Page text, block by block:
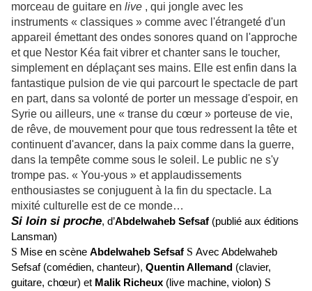
morceau de guitare en live , qui jongle avec les
instruments « classiques » comme avec l'étrangeté d'un
appareil émettant des ondes sonores quand on l'approche
et que Nestor Kéa fait vibrer et chanter sans le toucher,
simplement en déplaçant ses mains. Elle est enfin dans la
fantastique pulsion de vie qui parcourt le spectacle de part
en part, dans sa volonté de porter un message d'espoir, en
Syrie ou ailleurs, une « transe du cœur » porteuse de vie,
de rêve, de mouvement pour que tous redressent la tête et
continuent d'avancer, dans la paix comme dans la guerre,
dans la tempête comme sous le soleil. Le public ne s'y
trompe pas. « You-yous » et applaudissements
enthousiastes se conjuguent à la fin du spectacle. La
mixité culturelle est de ce monde…
Si loin si proche, d’Abdelwaheb Sefsaf (publié aux éditions
Lansman)
S Mise en scène Abdelwaheb Sefsaf S Avec Abdelwaheb
Sefsaf (comédien, chanteur), Quentin Allemand (clavier,
guitare, chœur) et Malik Richeux (live machine, violon) S